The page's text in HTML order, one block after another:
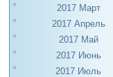
2017 Март
2017 Апрель
2017 Май
2017 Июнь
2017 Июль